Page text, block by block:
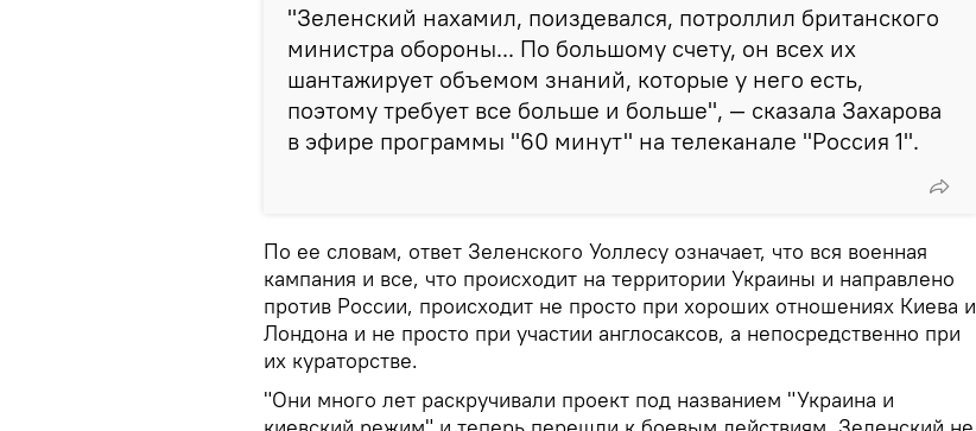
"Зеленский нахамил, поиздевался, потроллил британского
министра обороны... По большому счету, он всех их
шантажирует объемом знаний, которые у него есть,
поэтому требует все больше и больше", — сказала Захарова
в эфире программы "60 минут" на телеканале "Россия 1".
По ее словам, ответ Зеленского Уоллесу означает, что вся военная
кампания и все, что происходит на территории Украины и направлено
против России, происходит не просто при хороших отношениях Киева и
Лондона и не просто при участии англосаксов, а непосредственно при
их кураторстве.
"Они много лет раскручивали проект под названием "Украина и